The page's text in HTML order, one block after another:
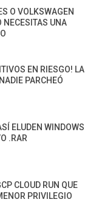
O VOLKSWAGEN
NECESITAS UNA
EN RIESGO! LA
PARCHEÓ
ELUDEN WINDOWS
.RAR
CLOUD RUN QUE
PRIVILEGIO